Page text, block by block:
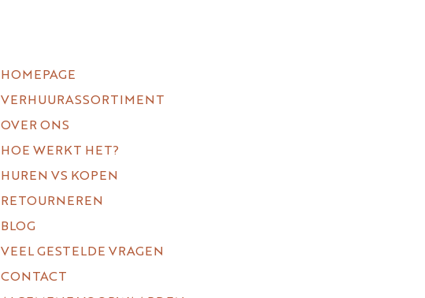
HOMEPAGE
VERHUURASSORTIMENT
OVER ONS
HOE WERKT HET?
HUREN VS KOPEN
RETOURNEREN
BLOG
VEEL GESTELDE VRAGEN
CONTACT